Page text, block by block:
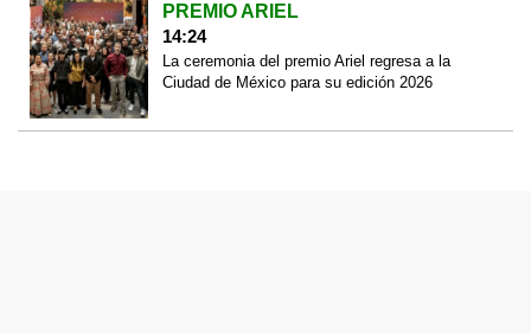
PREMIO ARIEL
14:24
La ceremonia del premio Ariel regresa a la
Ciudad de México para su edición 2026